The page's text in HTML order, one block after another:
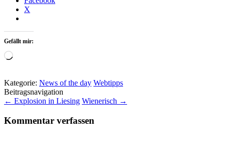
X
Gefällt mir:
Wird
Kategorie: News of the day Webtipps
Beitragsnavigation
← Explosion in Liesing Wienerisch →
Kommentar verfassen